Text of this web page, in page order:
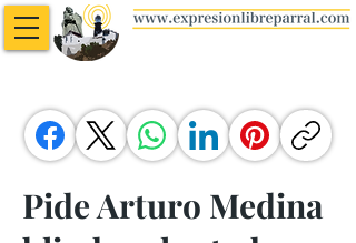
Pide Arturo Medina